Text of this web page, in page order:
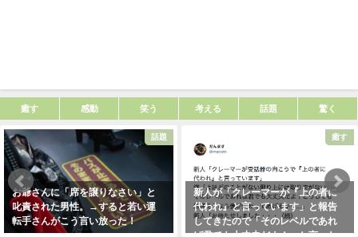
癒す 感動 笑う 考える 話題 驚く
話題
お爺さんに「席を譲りなさい」と
叱責された男性。→すると若い運
転手さんがこう言い放った！
癒す
新人が「クレーマーが『上の者に
代われ』と言っています」と報告
してきたので「そのレベルであれ